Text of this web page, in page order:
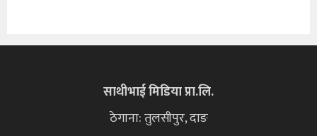
साथीभाई मिडिया प्रा.लि.
ठेगाना: तुलसीपुर, दाङ